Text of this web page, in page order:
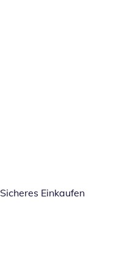
Sicheres Einkaufen